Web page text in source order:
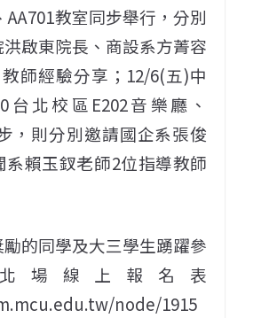
AA701教室同步舉行，分別
啟東院長、商設系方菁容
師經驗分享；12/6(五)中
台北校區E202音樂廳、
，則分別邀請國企系張俊
系賴玉釵老師2位指導教師
的同學及大三學生踴躍參
場線上報名表
node/1915